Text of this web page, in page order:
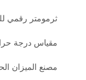
ثرمومتر رقمي
مقياس درجة
مصنع الميزان